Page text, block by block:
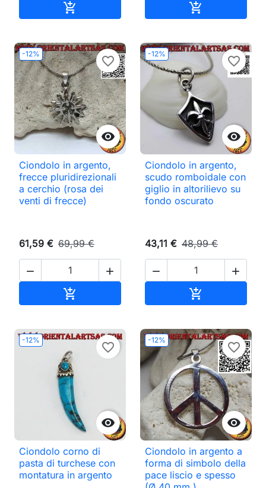
 
-12%

favorite_border
Ciondolo in argento,
frecce pluridirezionali
a cerchio (rosa dei
venti di frecce)
61,59 € 69,99 €
 

-12%

favorite_border
Ciondolo in argento,
scudo romboidale con
giglio in altorilievo su
fondo oscurato
43,11 € 48,99 €
 

-12%

favorite_border
Ciondolo corno di
pasta di turchese con
montatura in argento
-12%

favorite_border
Ciondolo in argento a
forma di simbolo della
pace liscio e spesso